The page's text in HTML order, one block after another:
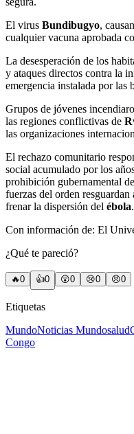
El virus Bundibugyo,
cualquier vacuna aprobada
La desesperación de los
y ataques directos contra la
emergencia instalada por las
Grupos de jóvenes
las regiones conflictivas de
las organizaciones
El rechazo comunitario
social acumulado por los
prohibición gubernamental
fuerzas del orden
frenar la dispersión del ébola.
Con información de: El
¿Qué te pareció?
🔥0 👍0 😲0 😢0 😠0
Etiquetas
MundoNoticias Mundosalud
Congo